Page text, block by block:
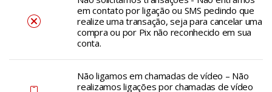
em contato por ligação ou SMS pedindo que
realize uma transação, seja para cancelar uma
compra ou por Pix não reconhecido em sua
conta.
Não ligamos em chamadas de vídeo – Não
realizamos ligações por chamadas de vídeo